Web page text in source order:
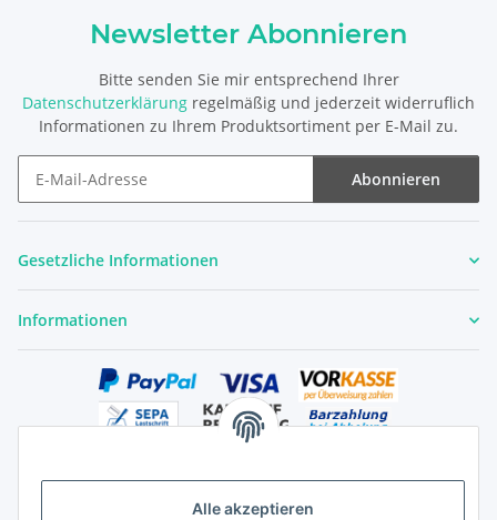
Alle akzeptieren
Newsletter Abonnieren
Bitte senden Sie mir entsprechend Ihrer
Datenschutzerklärung regelmäßig und jederzeit widerruflich
Informationen zu Ihrem Produktsortiment per E-Mail zu.
Abonnieren
Gesetzliche Informationen
Informationen